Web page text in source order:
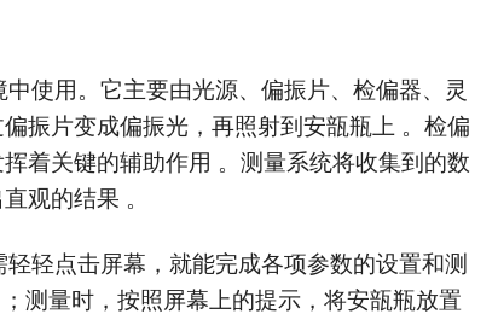
使用。它主要由光源、偏振片、检偏器、灵
振片变成偏振光，再照射到安瓿瓶上 。检偏
着关键的辅助作用 。测量系统将收集到的数
观的结果 。
轻点击屏幕，就能完成各项参数的设置和测
测量时，按照屏幕上的提示，将安瓿瓶放置